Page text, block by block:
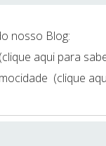
nosso Blog:
aqui para
(clique